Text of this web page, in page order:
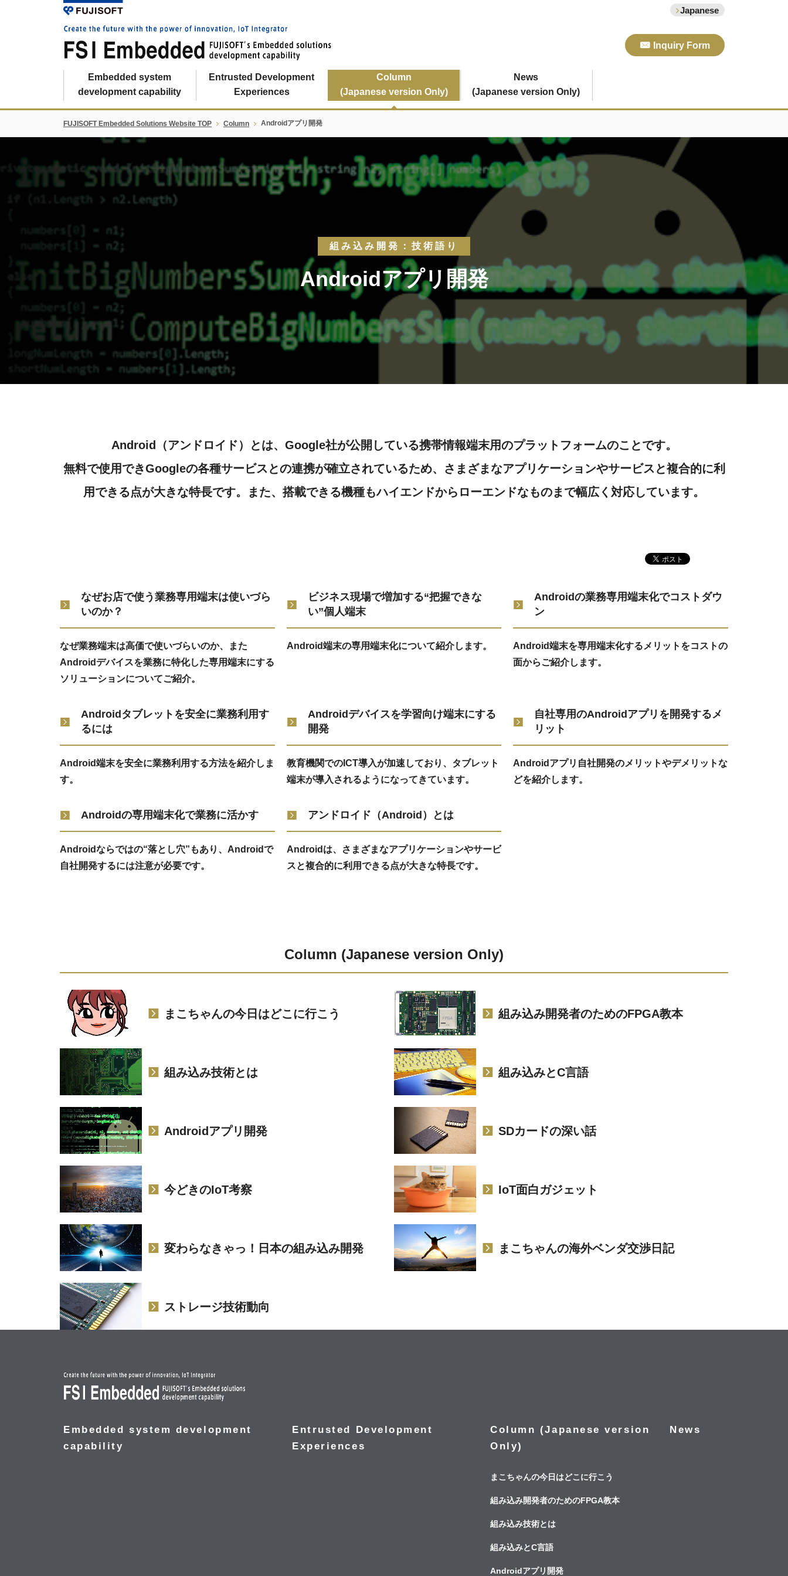
Japanese
Inquiry Form
Embedded system
development capability
Entrusted Development
Experiences
Column
(Japanese version Only)
News
(Japanese version Only)
FUJISOFT Embedded Solutions Website TOP Column Androidアプリ開発
組み込み開発：技術語り
Androidアプリ開発
Android（アンドロイド）とは、Google社が公開している携帯情報端末用のプラットフォームのことです。
無料で使用できGoogleの各種サービスとの連携が確立されているため、さまざまなアプリケーションやサービスと複合的に利
用できる点が大きな特長です。また、搭載できる機種もハイエンドからローエンドなものまで幅広く対応しています。
なぜお店で使う業務専用端末は使いづら
いのか？
なぜ業務端末は高価で使いづらいのか、また
Androidデバイスを業務に特化した専用端末にする
ソリューションについてご紹介。
ビジネス現場で増加する“把握できな
い”個人端末
Android端末の専用端末化について紹介します。
Androidの業務専用端末化でコストダウ
ン
Android端末を専用端末化するメリットをコストの
面からご紹介します。
Androidタブレットを安全に業務利用す
るには
Android端末を安全に業務利用する方法を紹介しま
す。
Androidデバイスを学習向け端末にする
開発
教育機関でのICT導入が加速しており、タブレット
端末が導入されるようになってきています。
自社専用のAndroidアプリを開発するメ
リット
Androidアプリ自社開発のメリットやデメリットな
どを紹介します。
Androidの専用端末化で業務に活かす
Androidならではの“落とし穴”もあり、Androidで
自社開発するには注意が必要です。
アンドロイド（Android）とは
Androidは、さまざまなアプリケーションやサービ
スと複合的に利用できる点が大きな特長です。
Column (Japanese version Only)
まこちゃんの今日はどこに行こう 組み込み開発者のためのFPGA教本
組み込み技術とは 組み込みとC言語
Androidアプリ開発 SDカードの深い話
今どきのIoT考察 IoT面白ガジェット
変わらなきゃっ！日本の組み込み開発 まこちゃんの海外ベンダ交渉日記
ストレージ技術動向
Embedded system development
capability
Entrusted Development
Experiences
Column (Japanese version
Only)
まこちゃんの今日はどこに行こう
組み込み開発者のためのFPGA教本
組み込み技術とは
組み込みとC言語
Androidアプリ開発
News